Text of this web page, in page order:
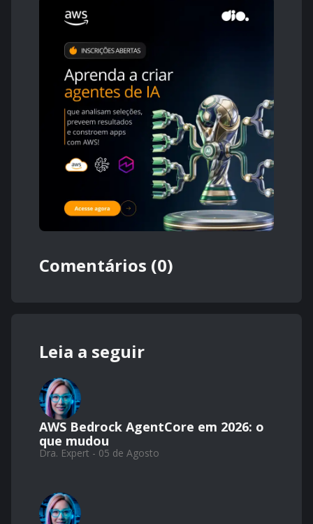
Comentários (0)
Leia a seguir
AWS Bedrock AgentCore em 2026: o
que mudou
Dra. Expert - 05 de Agosto